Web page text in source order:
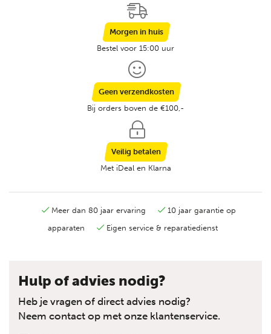
Morgen in huis
Bestel voor 15:00 uur
Geen verzendkosten
Bij orders boven de €100,-
Veilig betalen
Met iDeal en Klarna
Meer dan 80 jaar ervaring
10 jaar garantie op
apparaten
Eigen service & reparatiedienst
Hulp of advies nodig?
Heb je vragen of direct advies nodig?
Neem contact op met onze klantenservice.